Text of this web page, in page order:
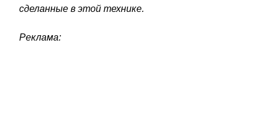
сделанные в этой технике.
Реклама: